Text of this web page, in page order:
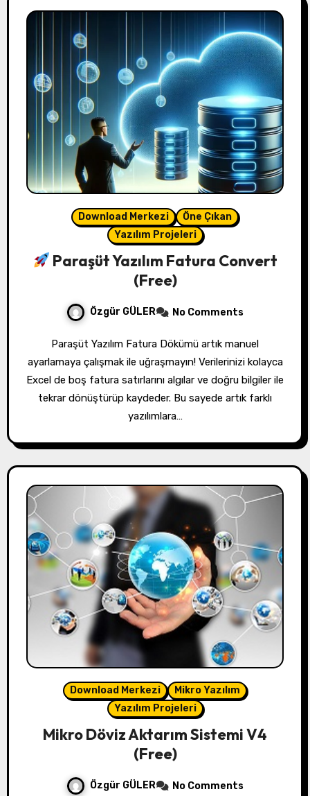
Download Merkezi
Öne Çıkan
Yazılım Projeleri
Paraşüt Yazılım Fatura Convert
(Free)
Özgür GÜLER No Comments
Paraşüt Yazılım Fatura Dökümü artık manuel
ayarlamaya çalışmak ile uğraşmayın! Verilerinizi kolayca
Excel de boş fatura satırlarını algılar ve doğru bilgiler ile
tekrar dönüştürüp kaydeder. Bu sayede artık farklı
yazılımlara…
Download Merkezi
Mikro Yazılım
Yazılım Projeleri
Mikro Döviz Aktarım Sistemi V4
(Free)
Özgür GÜLER No Comments